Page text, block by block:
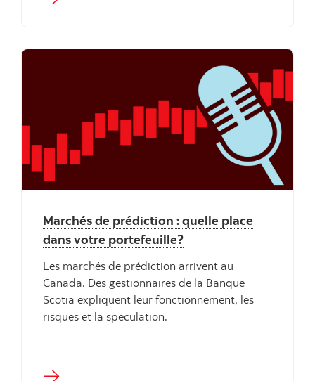
Marchés de prédiction : quelle place
dans votre portefeuille?
Les marchés de prédiction arrivent au
Canada. Des gestionnaires de la Banque
Scotia expliquent leur fonctionnement, les
risques et la speculation.